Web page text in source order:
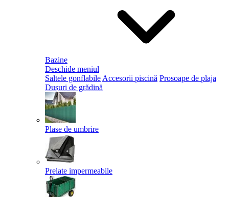
Bazine
Deschide meniul
Saltele gonflabile Accesorii piscină Prosoape de plaja
Dușuri de grădină
Plase de umbrire
Prelate impermeabile